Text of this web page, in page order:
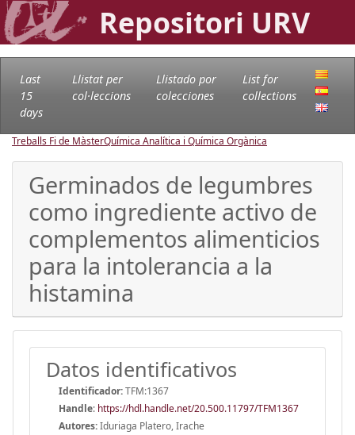
Repositori URV
Last
15
days
Llistat per
col·leccions
Llistado por
colecciones
List for
collections
Treballs Fi de MàsterQuímica Analítica i Química Orgànica
Germinados de legumbres
como ingrediente activo de
complementos alimenticios
para la intolerancia a la
histamina
Datos identificativos
Identificador:TFM:1367
Handle: https://hdl.handle.net/20.500.11797/TFM1367
Autores:Iduriaga Platero, Irache